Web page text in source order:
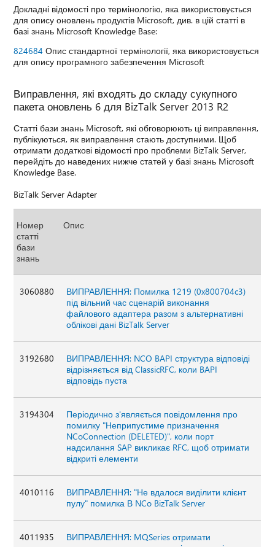
Докладні відомості про термінологію, яка використовується
для опису оновлень продуктів Microsoft, див. в цій статті в
базі знань Microsoft Knowledge Base:
824684 Опис стандартної термінології, яка використовується
для опису програмного забезпечення Microsoft
Виправлення, які входять до складу сукупного
пакета оновлень 6 для BizTalk Server 2013 R2
Статті бази знань Microsoft, які обговорюють ці виправлення,
публікуються, як виправлення стають доступними. Щоб
отримати додаткові відомості про проблеми BizTalk Server,
перейдіть до наведених нижче статей у базі знань Microsoft
Knowledge Base.
BizTalk Server Adapter
Номер
статті
бази
знань
Опис
3060880
ВИПРАВЛЕННЯ: Помилка 1219 (0x800704c3)
під вільний час сценарій виконання
файлового адаптера разом з альтернативні
облікові дані BizTalk Server
3192680
ВИПРАВЛЕННЯ: NCO BAPI структура відповіді
відрізняється від ClassicRFC, коли BAPI
відповідь пуста
3194304
Періодично з'являється повідомлення про
помилку "Неприпустиме призначення
NCoConnection (DELETED)", коли порт
надсилання SAP викликає RFC, щоб отримати
відкриті елементи
4010116
ВИПРАВЛЕННЯ: "Не вдалося виділити клієнт
пулу" помилка В NCo BizTalk Server
4011935
ВИПРАВЛЕННЯ: MQSeries отримати